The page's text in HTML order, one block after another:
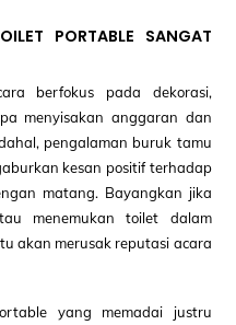
PORTABLE SANGAT
berfokus pada dekorasi,
menyisakan anggaran dan
pengalaman buruk tamu
kesan positif terhadap
matang. Bayangkan jika
menemukan toilet dalam
akan merusak reputasi acara
yang memadai justru